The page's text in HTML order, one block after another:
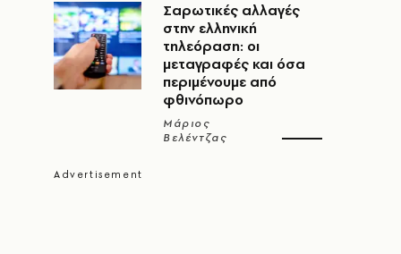
Σαρωτικές αλλαγές
στην ελληνική
τηλεόραση: οι
μεταγραφές και όσα
περιμένουμε από
φθινόπωρο
Μάριος
Βελέντζας